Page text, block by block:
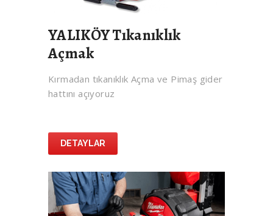
YALIKÖY Tıkanıklık
Açmak
Kırmadan tıkanıklık Açma ve Pimaş gider
hattını açıyoruz
DETAYLAR